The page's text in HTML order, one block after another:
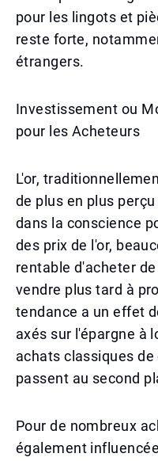
pour les lingots et
reste forte,
étrangers.
Investissement ou
pour les Acheteurs
L'or,
de plus en plus
dans la conscience
des prix de l'or,
rentable d'acheter
vendre plus tard à
tendance a un effet
axés sur l'épargne à
achats classiques
passent au second
Pour de nombreux
également